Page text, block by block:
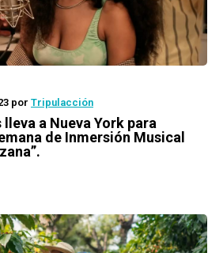
por Tripulacción
a Nueva York para
de Inmersión Musical